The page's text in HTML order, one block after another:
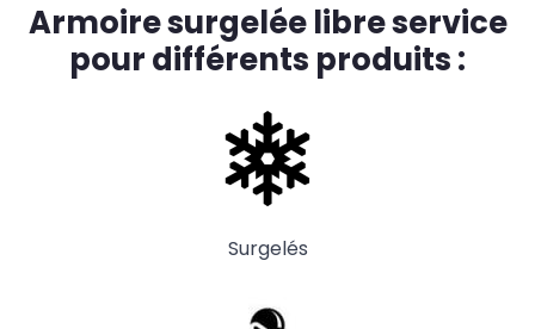
Armoire surgelée libre service
pour différents produits :
Surgelés